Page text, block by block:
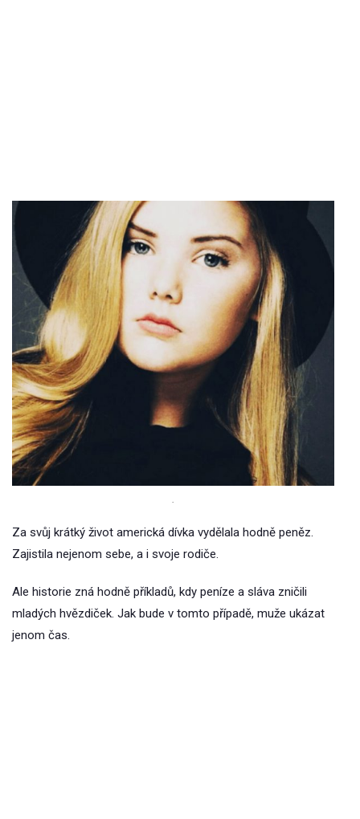
.
Za svůj krátký život americká dívka vydělala hodně peněz.
Zajistila nejenom sebe, a i svoje rodiče.
Ale historie zná hodně příkladů, kdy peníze a sláva zničili
mladých hvězdiček. Jak bude v tomto případě, muže ukázat
jenom čas.